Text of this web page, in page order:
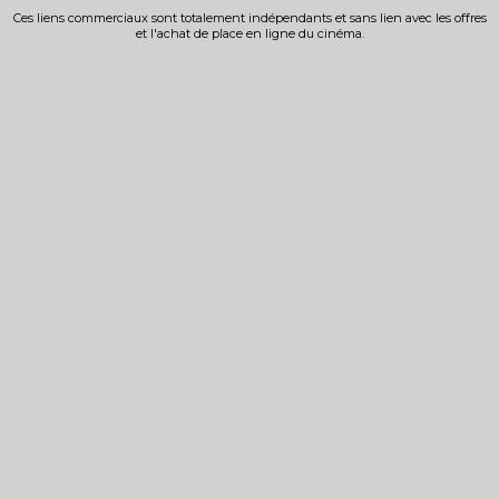
Ces liens commerciaux sont totalement indépendants et sans lien avec les offres
et l'achat de place en ligne du cinéma.